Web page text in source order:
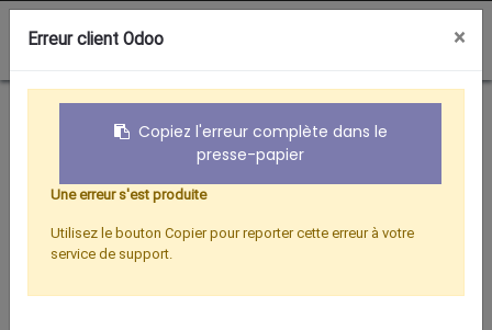
0
Boutique AMPLI INTERIEUR BLINDE 2 SORTIES
Erreur client Odoo ×
Copiez l'erreur complète dans le
presse-papier
Une erreur s'est produite
Utilisez le bouton Copier pour reporter cette erreur à votre
service de support.